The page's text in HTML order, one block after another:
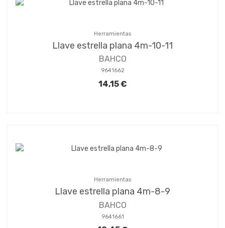
Herramientas
Llave estrella plana 4m-10-11
BAHCO
9641662
14,15 €
Herramientas
Llave estrella plana 4m-8-9
BAHCO
9641661